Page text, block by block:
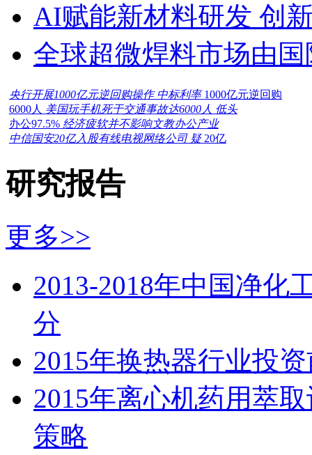
AI赋能新材料研发 创
全球超微焊料市场由
央行开展1000亿元逆回购操作 中标利率 1000亿元逆回购
6000人 美国玩手机死于交通事故达6000人 低头
办公97.5% 经济疲软并不影响文教办公产业
中信国安20亿入股有线电视网络公司 疑 20亿
研究报告
更多>>
2013-2018年中国净化
分
2015年换热器行业投
2015年离心机药用萃
策略